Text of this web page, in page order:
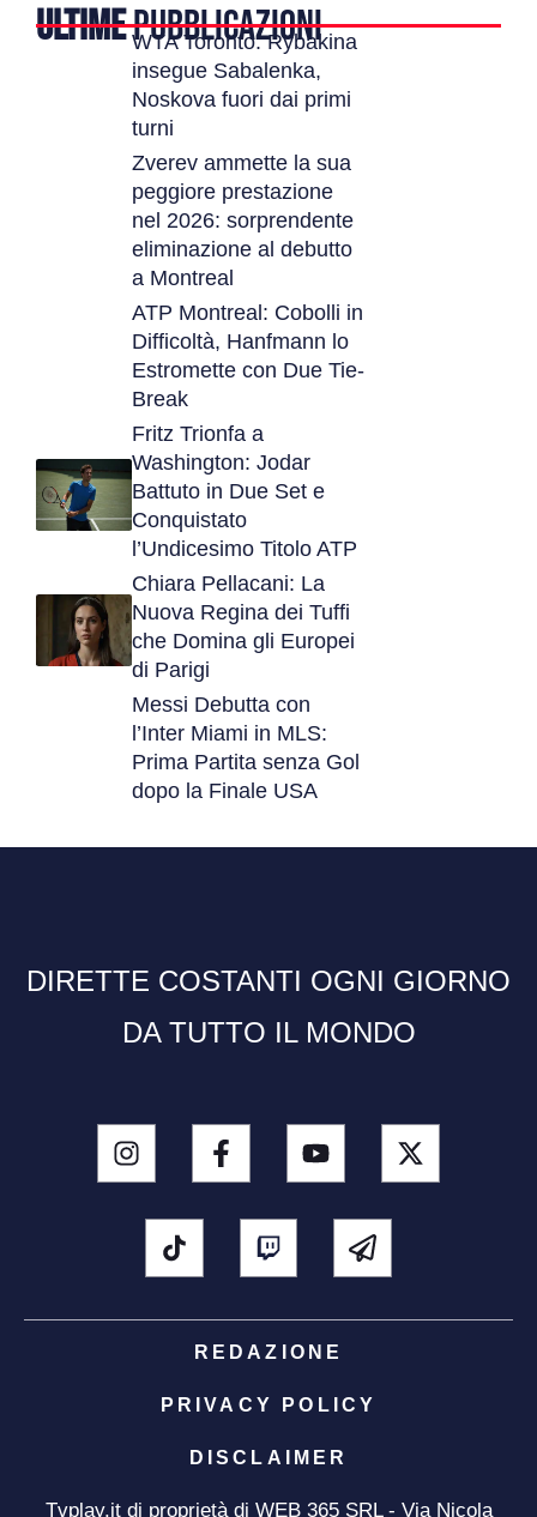
ULTIMEPUBBLICAZIONI
WTA Toronto: Rybakina
insegue Sabalenka,
Noskova fuori dai primi
turni
Zverev ammette la sua
peggiore prestazione
nel 2026: sorprendente
eliminazione al debutto
a Montreal
ATP Montreal: Cobolli in
Difficoltà, Hanfmann lo
Estromette con Due Tie-
Break
Fritz Trionfa a
Washington: Jodar
Battuto in Due Set e
Conquistato
l’Undicesimo Titolo ATP
Chiara Pellacani: La
Nuova Regina dei Tuffi
che Domina gli Europei
di Parigi
Messi Debutta con
l’Inter Miami in MLS:
Prima Partita senza Gol
dopo la Finale USA
DIRETTE COSTANTI OGNI GIORNO
DA TUTTO IL MONDO
REDAZIONE
PRIVACY POLICY
DISCLAIMER
Tvplay.it di proprietà di WEB 365 SRL - Via Nicola